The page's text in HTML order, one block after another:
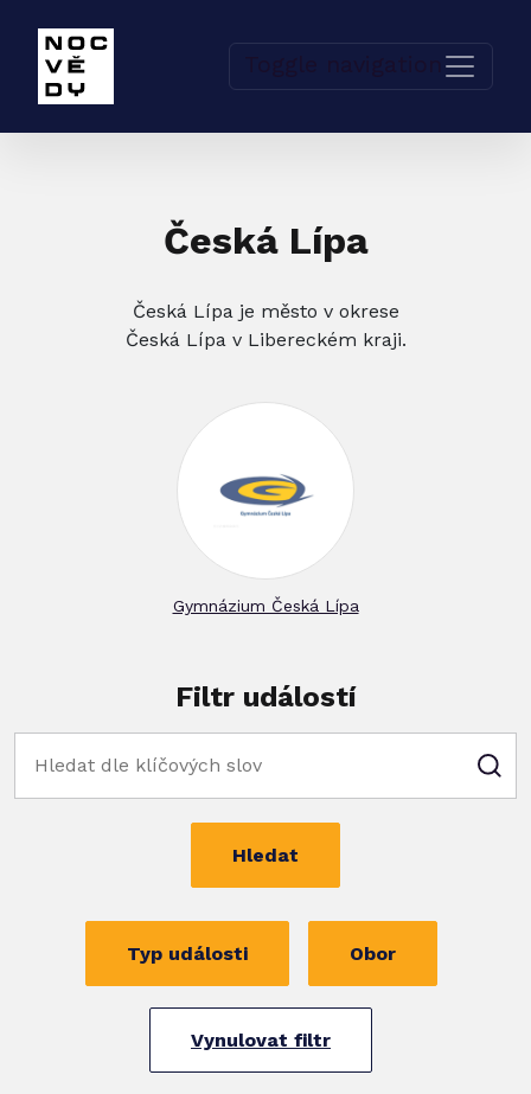
Česká Lípa
Česká Lípa je město v okrese
Česká Lípa v Libereckém kraji.
Gymnázium Česká Lípa
Filtr událostí
Hledat
Typ události Obor
Vynulovat filtr